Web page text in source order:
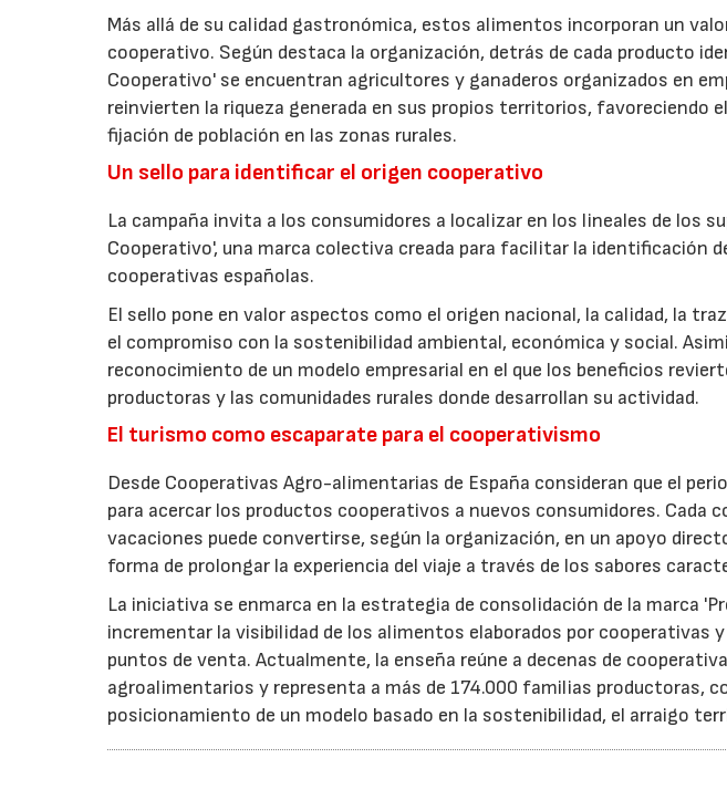
Más allá de su calidad gastronómica, estos alimentos incorporan un
cooperativo. Según destaca la organización, detrás de cada producto
Cooperativo' se encuentran agricultores y ganaderos organizados en
reinvierten la riqueza generada en sus propios territorios, favoreciendo
fijación de población en las zonas rurales.
Un sello para identificar el origen cooperativo
La campaña invita a los consumidores a localizar en los lineales de los
Cooperativo', una marca colectiva creada para facilitar la identificación
cooperativas españolas.
El sello pone en valor aspectos como el origen nacional, la calidad, la
el compromiso con la sostenibilidad ambiental, económica y social.
reconocimiento de un modelo empresarial en el que los beneficios
productoras y las comunidades rurales donde desarrollan su actividad.
El turismo como escaparate para el cooperativismo
Desde Cooperativas Agro-alimentarias de España consideran que el
para acercar los productos cooperativos a nuevos consumidores. Cada
vacaciones puede convertirse, según la organización, en un apoyo
forma de prolongar la experiencia del viaje a través de los sabores
La iniciativa se enmarca en la estrategia de consolidación de la marca
incrementar la visibilidad de los alimentos elaborados por cooperativas
puntos de venta. Actualmente, la enseña reúne a decenas de
agroalimentarios y representa a más de 174.000 familias productoras,
posicionamiento de un modelo basado en la sostenibilidad, el arraigo